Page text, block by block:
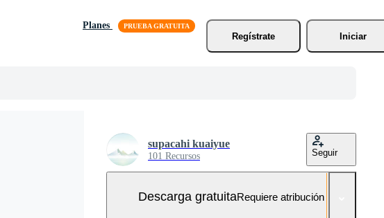
Planes
Regístrate
Iniciar
supacahi kuaiyue
101 Recursos Seguir
Descarga gratuitaRequiere atribución